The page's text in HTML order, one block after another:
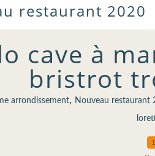
restaurant 2020
cave à
bristrot
arrondissement, Nouveau restaurant